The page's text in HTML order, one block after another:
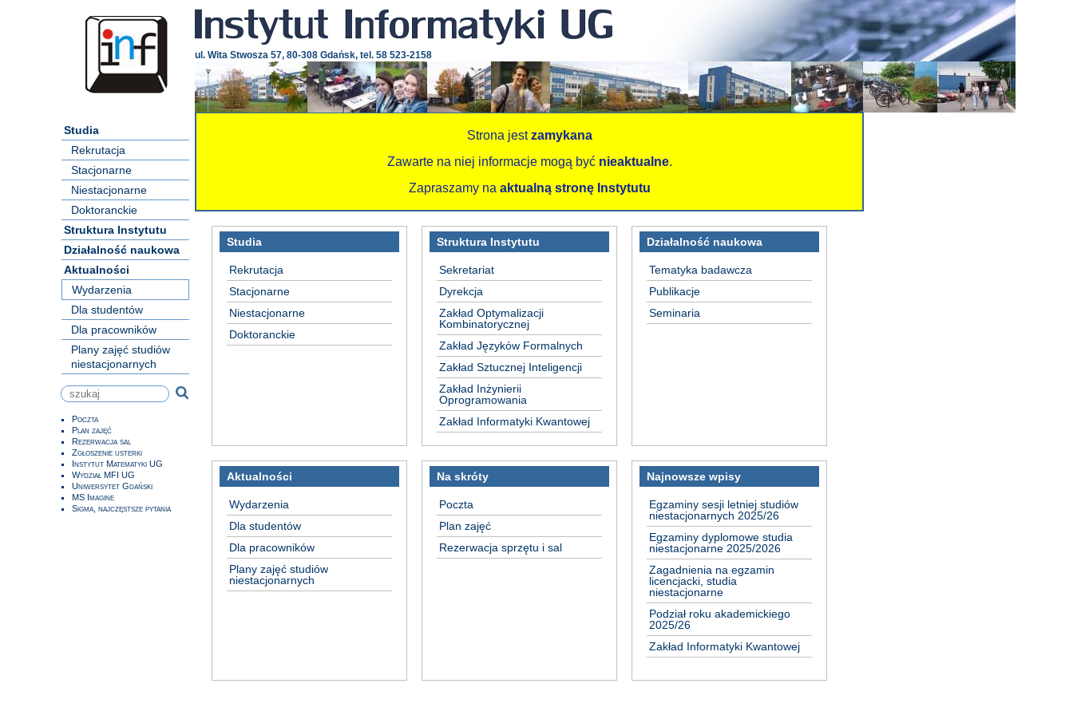
ul. Wita Stwosza 57, 80-308 Gdańsk, tel. 58 523-2158
Studia
Rekrutacja
Stacjonarne
Niestacjonarne
Doktoranckie
Struktura Instytutu
Działalność naukowa
Aktualności
Wydarzenia
Dla studentów
Dla pracowników
Plany zajęć studiów
niestacjonarnych
Poczta
Plan zajęć
Rezerwacja sal
Zgłoszenie usterki
Instytut Matematyki UG
Wydział MFI UG
Uniwersytet Gdański
MS Imagine
Sigma, najczęstsze pytania
Strona jestzamykana
Zawarte na niej informacje mogą być nieaktualne.
Zapraszamy na aktualną stronę Instytutu
Studia
Rekrutacja
Stacjonarne
Niestacjonarne
Doktoranckie
Struktura Instytutu
Sekretariat
Dyrekcja
Zakład Optymalizacji
Kombinatorycznej
Zakład Języków Formalnych
Zakład Sztucznej Inteligencji
Zakład Inżynierii
Oprogramowania
Zakład Informatyki Kwantowej
Działalność naukowa
Tematyka badawcza
Publikacje
Seminaria
Aktualności
Wydarzenia
Dla studentów
Dla pracowników
Plany zajęć studiów
niestacjonarnych
Na skróty
Poczta
Plan zajęć
Rezerwacja sprzętu i sal
Najnowsze wpisy
Egzaminy sesji letniej studiów
niestacjonarnych 2025/26
Egzaminy dyplomowe studia
niestacjonarne 2025/2026
Zagadnienia na egzamin
licencjacki, studia
niestacjonarne
Podział roku akademickiego
2025/26
Zakład Informatyki Kwantowej